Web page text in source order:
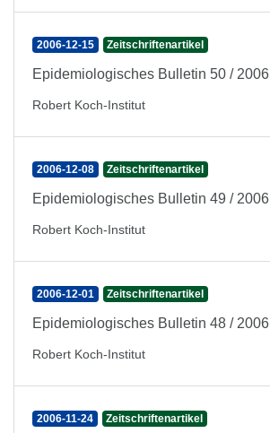
2006-12-15 Zeitschriftenartikel
Epidemiologisches Bulletin 50 / 2006
Robert Koch-Institut
2006-12-08 Zeitschriftenartikel
Epidemiologisches Bulletin 49 / 2006
Robert Koch-Institut
2006-12-01 Zeitschriftenartikel
Epidemiologisches Bulletin 48 / 2006
Robert Koch-Institut
2006-11-24 Zeitschriftenartikel